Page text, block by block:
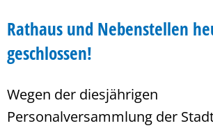
Rathaus und Nebenstellen
geschlossen!
Wegen der diesjährigen
Personalversammlung der